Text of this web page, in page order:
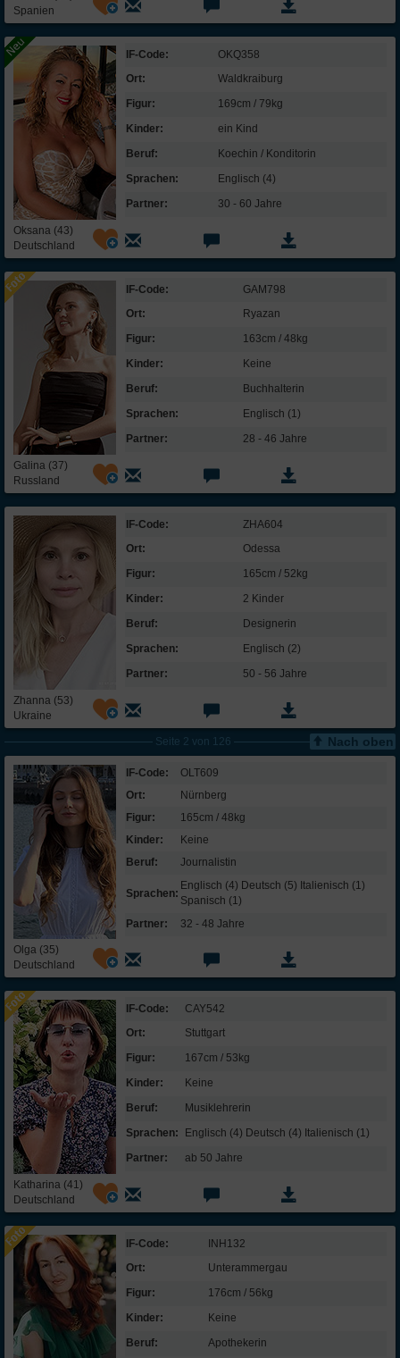
Spanien
Oksana (43)
Deutschland
IF-Code:
OKQ358
Ort:
Waldkraiburg
Figur:
169cm / 79kg
Kinder:
ein Kind
Beruf:
Koechin / Konditorin
Sprachen:
Englisch (4)
Partner:
30 - 60 Jahre
Galina (37)
Russland
IF-Code:
GAM798
Ort:
Ryazan
Figur:
163cm / 48kg
Kinder:
Keine
Beruf:
Buchhalterin
Sprachen:
Englisch (1)
Partner:
28 - 46 Jahre
Zhanna (53)
Ukraine
IF-Code:
ZHA604
Ort:
Odessa
Figur:
165cm / 52kg
Kinder:
2 Kinder
Beruf:
Designerin
Sprachen:
Englisch (2)
Partner:
50 - 56 Jahre
Seite 2 von 126 Nach oben
Olga (35)
Deutschland
IF-Code:
OLT609
Ort:
Nürnberg
Figur:
165cm / 48kg
Kinder:
Keine
Beruf:
Journalistin
Sprachen:
Englisch (4) Deutsch (5) Italienisch (1)
Spanisch (1)
Partner:
32 - 48 Jahre
Katharina (41)
Deutschland
IF-Code:
CAY542
Ort:
Stuttgart
Figur:
167cm / 53kg
Kinder:
Keine
Beruf:
Musik­lehrerin
Sprachen:
Englisch (4) Deutsch (4) Italienisch (1)
Partner:
ab 50 Jahre
IF-Code:
INH132
Ort:
Unterammergau
Figur:
176cm / 56kg
Kinder:
Keine
Beruf:
Apothekerin